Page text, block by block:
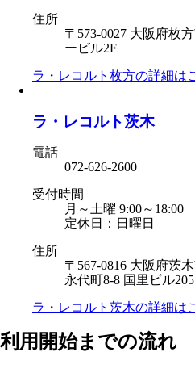
住所
〒573-0027 大阪府枚
ービル2F
ラ・レコルト枚方の詳細は
ラ・レコルト茨木
電話
072-626-2600
受付時間
月～土曜 9:00～18:00
定休日：日曜日
住所
〒567-0816 大阪府茨
永代町8-8 国里ビル205
ラ・レコルト茨木の詳細は
利用開始までの流れ